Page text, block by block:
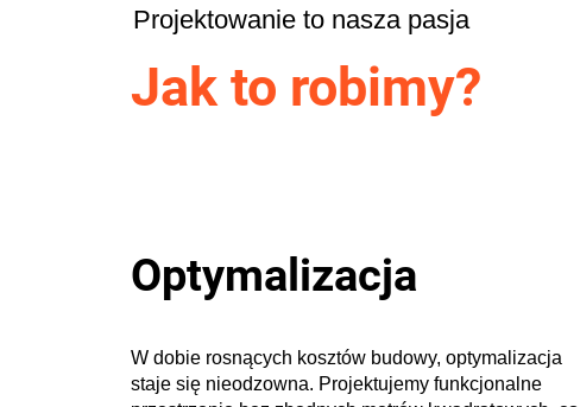
Projektowanie to nasza pasja
Jak to robimy?
W dobie rosnących kosztów budowy, optymalizacja
staje się nieodzowna. Projektujemy funkcjonalne
Optymalizacja